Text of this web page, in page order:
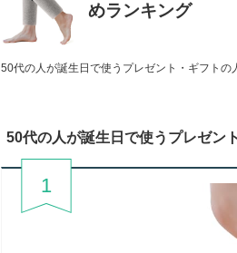
めランキング
50代の人が誕生日で使うプレゼント・ギフト
50代の人が誕生日で使うプレゼン
1